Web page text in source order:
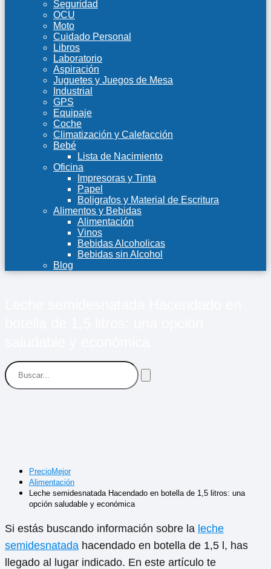
Seguridad
OCU
Moto
Cuidado Personal
Libros
Laboratorio
Aspiración
Juguetes y Juegos de Mesa
Industrial
GPS
Equipaje
Coche
Climatización y Calefacción
Bebé
Lista de Nacimiento
Oficina
Impresoras y Tinta
Papel
Boligrafos y Material de Escritura
Alimentos y Bebidas
Alimentación
Vinos
Bebidas Alcoholicas
Bebidas sin Alcohol
Blog
PrecioMejor
Alimentación
Leche semidesnatada Hacendado en botella de 1,5 litros: una
opción saludable y económica
Si estás buscando información sobre la leche
semidesnatada hacendado en botella de 1,5 l, has
llegado al lugar indicado. En este artículo te